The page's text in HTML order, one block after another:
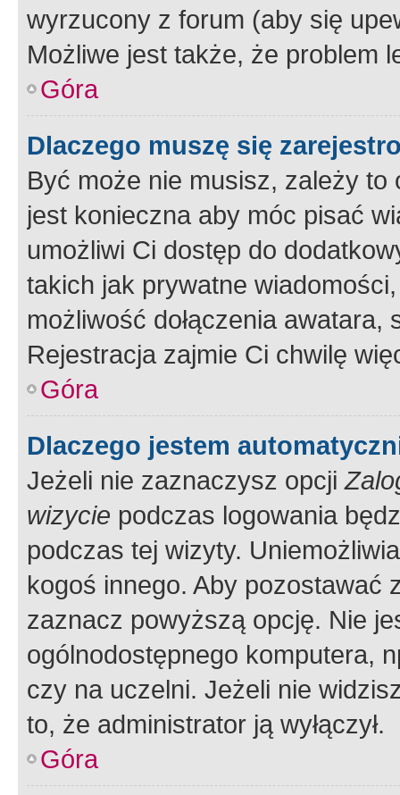
wyrzucony z forum (aby się
Możliwe jest także, że problem
Góra
Dlaczego muszę się
Być może nie musisz, zależy
jest konieczna aby móc pisać
umożliwi Ci dostęp do
takich jak prywatne
możliwość dołączenia
Rejestracja zajmie Ci chwilę
Góra
Dlaczego jestem
Jeżeli nie zaznaczysz opcji
wizycie podczas logowania
podczas tej wizyty.
kogoś innego. Aby pozostawać
zaznacz powyższą opcję. Nie
ogólnodostępnego komputera,
czy na uczelni. Jeżeli nie
to, że administrator ją wyłączył.
Góra